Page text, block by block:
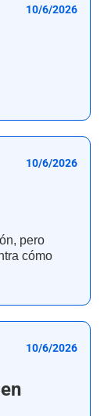
10/6/2026
10/6/2026
pero
cómo
10/6/2026